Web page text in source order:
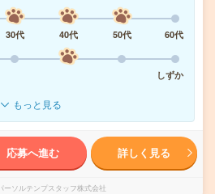
30代 40代 50代
60代
しずか
もっと見る
応募へ進む 詳しく見る
ーソルテンプスタッフ株式会社